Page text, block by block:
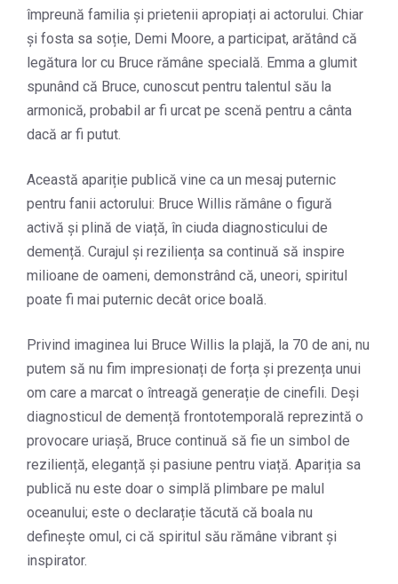
împreună familia și prietenii apropiați ai actorului. Chiar
și fosta sa soție, Demi Moore, a participat, arătând că
legătura lor cu Bruce rămâne specială. Emma a glumit
spunând că Bruce, cunoscut pentru talentul său la
armonică, probabil ar fi urcat pe scenă pentru a cânta
dacă ar fi putut.
Această apariție publică vine ca un mesaj puternic
pentru fanii actorului: Bruce Willis rămâne o figură
activă și plină de viață, în ciuda diagnosticului de
demență. Curajul și reziliența sa continuă să inspire
milioane de oameni, demonstrând că, uneori, spiritul
poate fi mai puternic decât orice boală.
Privind imaginea lui Bruce Willis la plajă, la 70 de ani, nu
putem să nu fim impresionați de forța și prezența unui
om care a marcat o întreagă generație de cinefili. Deși
diagnosticul de demență frontotemporală reprezintă o
provocare uriașă, Bruce continuă să fie un simbol de
reziliență, eleganță și pasiune pentru viață. Apariția sa
publică nu este doar o simplă plimbare pe malul
oceanului; este o declarație tăcută că boala nu
definește omul, ci că spiritul său rămâne vibrant și
inspirator.